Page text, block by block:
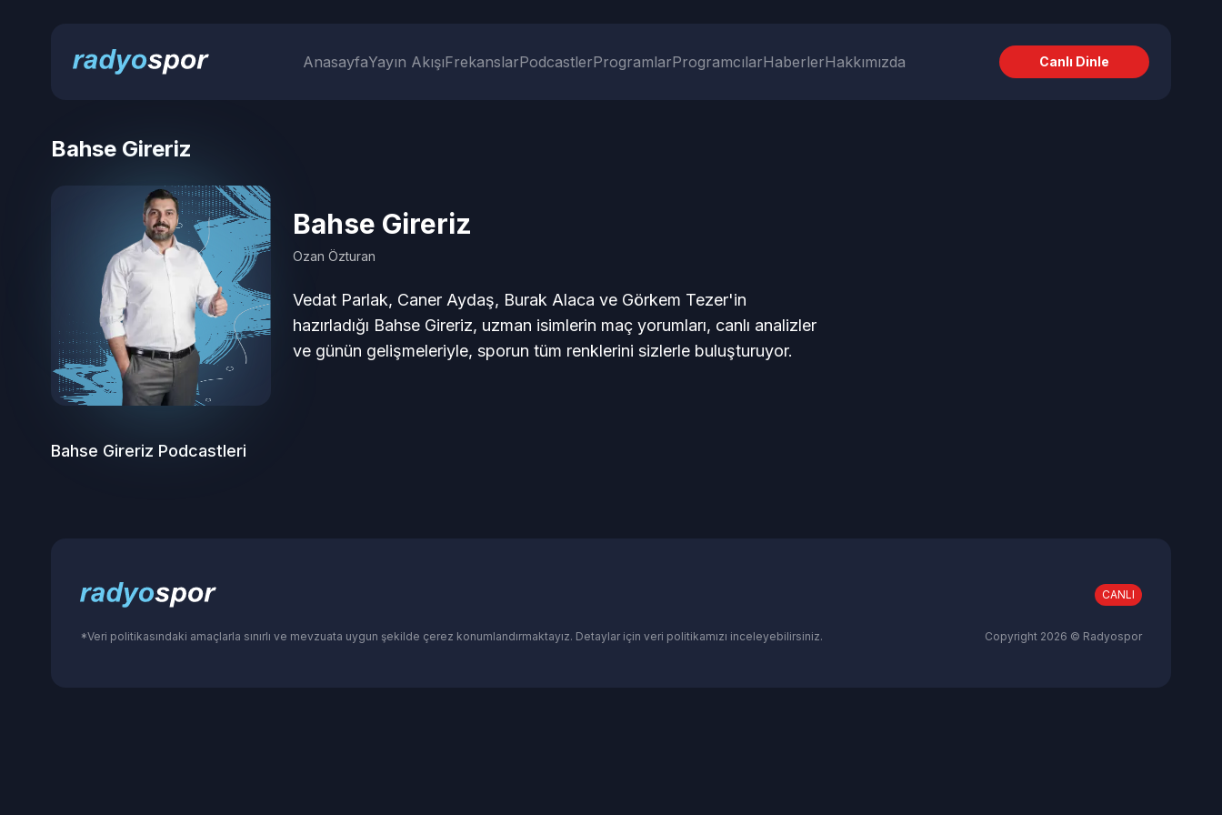
AnasayfaYayın AkışıFrekanslarPodcastlerProgramlarProgramcılarHaberlerHakkımızda Canlı Dinle
Bahse Gireriz
Bahse Gireriz
Ozan Özturan
Vedat Parlak, Caner Aydaş, Burak Alaca ve Görkem Tezer'in
hazırladığı Bahse Gireriz, uzman isimlerin maç yorumları, canlı analizler
ve günün gelişmeleriyle, sporun tüm renklerini sizlerle buluşturuyor.
Bahse Gireriz Podcastleri
CANLI
*Veri politikasındaki amaçlarla sınırlı ve mevzuata uygun şekilde çerez konumlandırmaktayız. Detaylar için veri politikamızı inceleyebilirsiniz. Copyright 2026 © Radyospor